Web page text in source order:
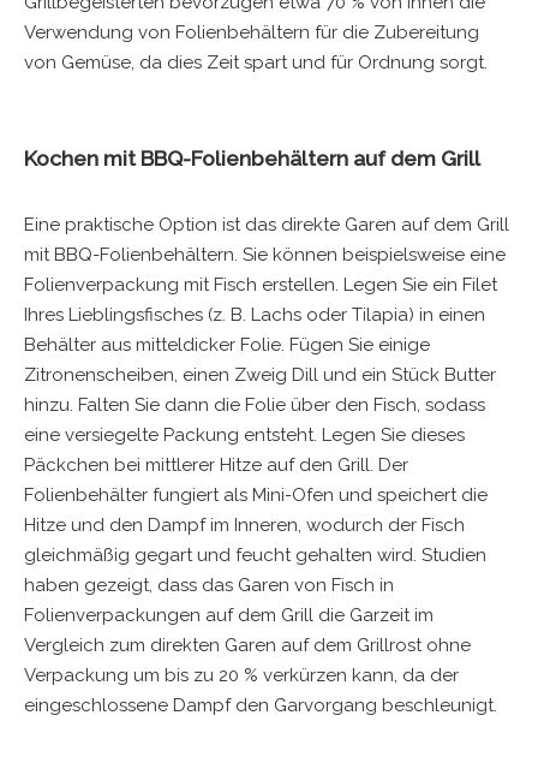
Verwendung von Folienbehältern für die Zubereitung
von Gemüse, da dies Zeit spart und für Ordnung sorgt.
Kochen mit BBQ-Folienbehältern auf dem Grill
Eine praktische Option ist das direkte Garen auf dem Grill
mit BBQ-Folienbehältern. Sie können beispielsweise eine
Folienverpackung mit Fisch erstellen. Legen Sie ein Filet
Ihres Lieblingsfisches (z. B. Lachs oder Tilapia) in einen
Behälter aus mitteldicker Folie. Fügen Sie einige
Zitronenscheiben, einen Zweig Dill und ein Stück Butter
hinzu. Falten Sie dann die Folie über den Fisch, sodass
eine versiegelte Packung entsteht. Legen Sie dieses
Päckchen bei mittlerer Hitze auf den Grill. Der
Folienbehälter fungiert als Mini-Ofen und speichert die
Hitze und den Dampf im Inneren, wodurch der Fisch
gleichmäßig gegart und feucht gehalten wird. Studien
haben gezeigt, dass das Garen von Fisch in
Folienverpackungen auf dem Grill die Garzeit im
Vergleich zum direkten Garen auf dem Grillrost ohne
Verpackung um bis zu 20 % verkürzen kann, da der
eingeschlossene Dampf den Garvorgang beschleunigt.